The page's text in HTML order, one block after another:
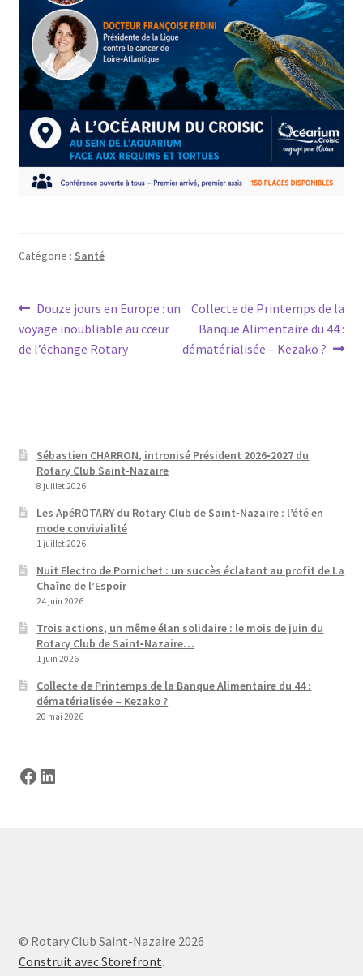
Catégorie : Santé
Navigation
de
Article
précédent :
Douze jours en Europe : un
voyage inoubliable au cœur
de l’échange Rotary
Article
suivant :
Collecte de Printemps de la
Banque Alimentaire du 44 :
dématérialisée – Kezako ?
Sébastien CHARRON, intronisé Président 2026‑2027 du
Rotary Club Saint‑Nazaire
8 juillet 2026
Les ApéROTARY du Rotary Club de Saint‑Nazaire : l’été en
mode convivialité
1 juillet 2026
Nuit Electro de Pornichet : un succès éclatant au profit de La
Chaîne de l’Espoir
24 juin 2026
Trois actions, un même élan solidaire : le mois de juin du
Rotary Club de Saint‑Nazaire…
1 juin 2026
Collecte de Printemps de la Banque Alimentaire du 44 :
dématérialisée – Kezako ?
20 mai 2026
Facebook
LinkedIn
© Rotary Club Saint-Nazaire 2026
Construit avec Storefront.